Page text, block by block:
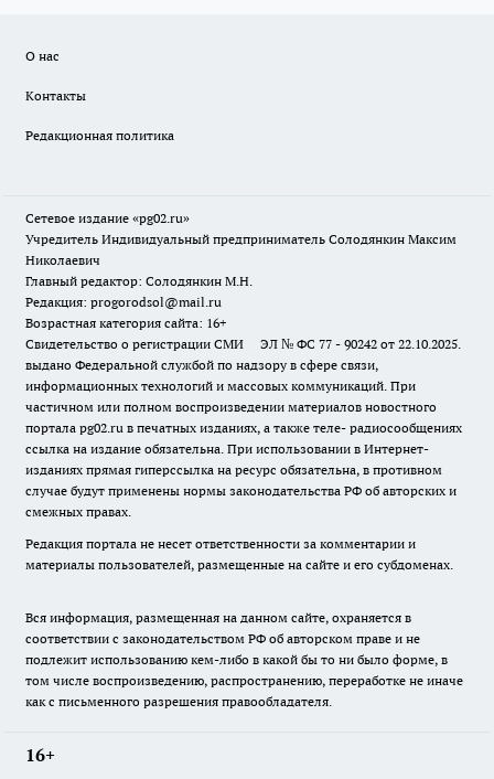
О нас
Контакты
Редакционная политика
Сетевое издание «pg02.ru»
Учредитель Индивидуальный предприниматель Солодянкин Максим
Николаевич
Главный редактор: Солодянкин М.Н.
Редакция: progorodsol@mail.ru
Возрастная категория сайта: 16+
Свидетельство о регистрации СМИ ЭЛ № ФС 77 - 90242 от 22.10.2025.
выдано Федеральной службой по надзору в сфере связи,
информационных технологий и массовых коммуникаций. При
частичном или полном воспроизведении материалов новостного
портала pg02.ru в печатных изданиях, а также теле- радиосообщениях
ссылка на издание обязательна. При использовании в Интернет-
изданиях прямая гиперссылка на ресурс обязательна, в противном
случае будут применены нормы законодательства РФ об авторских и
смежных правах.
Редакция портала не несет ответственности за комментарии и
материалы пользователей, размещенные на сайте и его субдоменах.
Вся информация, размещенная на данном сайте, охраняется в
соответствии с законодательством РФ об авторском праве и не
подлежит использованию кем-либо в какой бы то ни было форме, в
том числе воспроизведению, распространению, переработке не иначе
как с письменного разрешения правообладателя.
16+